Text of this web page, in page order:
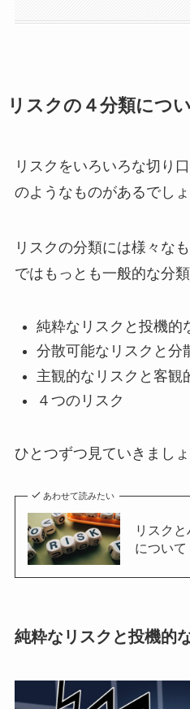
リスクの４分類につ
リスクをいろいろな切り
のようなものがあるでしょ
リスクの分類には様々な
ではもっとも一般的な分
純粋なリスクと投機的
分散可能なリスクと分
主観的なリスクと客観
４つのリスク
ひとつずつ見ていきましょ
あわせて読みたい
リスク
について
純粋なリスクと投機的